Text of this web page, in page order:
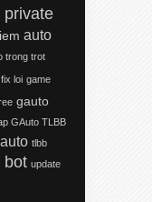
private
auto
trong trot
fix loi game
gauto
GAuto TLBB
tlbb
bot update